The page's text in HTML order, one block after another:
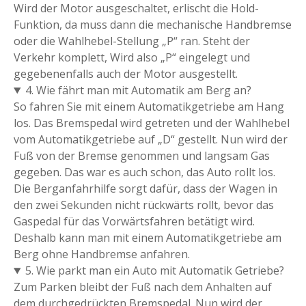
Wird der Motor ausgeschaltet, erlischt die Hold-
Funktion, da muss dann die mechanische Handbremse
oder die Wahlhebel-Stellung „P“ ran. Steht der
Verkehr komplett, Wird also „P“ eingelegt und
gegebenenfalls auch der Motor ausgestellt.
4. Wie fährt man mit Automatik am Berg an?
So fahren Sie mit einem Automatikgetriebe am Hang
los. Das Bremspedal wird getreten und der Wahlhebel
vom Automatikgetriebe auf „D“ gestellt. Nun wird der
Fuß von der Bremse genommen und langsam Gas
gegeben. Das war es auch schon, das Auto rollt los.
Die Berganfahrhilfe sorgt dafür, dass der Wagen in
den zwei Sekunden nicht rückwärts rollt, bevor das
Gaspedal für das Vorwärtsfahren betätigt wird.
Deshalb kann man mit einem Automatikgetriebe am
Berg ohne Handbremse anfahren.
5. Wie parkt man ein Auto mit Automatik Getriebe?
Zum Parken bleibt der Fuß nach dem Anhalten auf